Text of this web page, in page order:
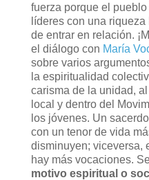
fuerza porque el
líderes con una
de entrar en relación.
el diálogo con María
sobre varios
la espiritualidad
carisma de la unidad,
local y dentro del
los jóvenes. Un
con un tenor de vida
disminuyen; viceversa,
hay más vocaciones.
motivo espiritual o